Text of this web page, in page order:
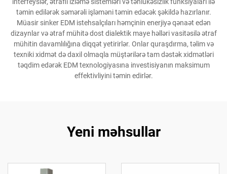
təmin edilərək səmərəli işləməni təmin edəcək şəkildə hazırlanır.
Müasir sinker EDM istehsalçıları həmçinin enerjiyə qənaət edən
dizaynlar və ətraf mühitə dost dialektik maye həlləri vasitəsilə ətraf
mühitin davamlılığına diqqət yetirirlər. Onlar quraşdırma, təlim və
texniki xidmət də daxil olmaqla müştərilərə tam dəstək xidmətləri
təqdim edərək EDM texnologiyasına investisiyanın maksimum
effektivliyini təmin edirlər.
Yeni məhsullar